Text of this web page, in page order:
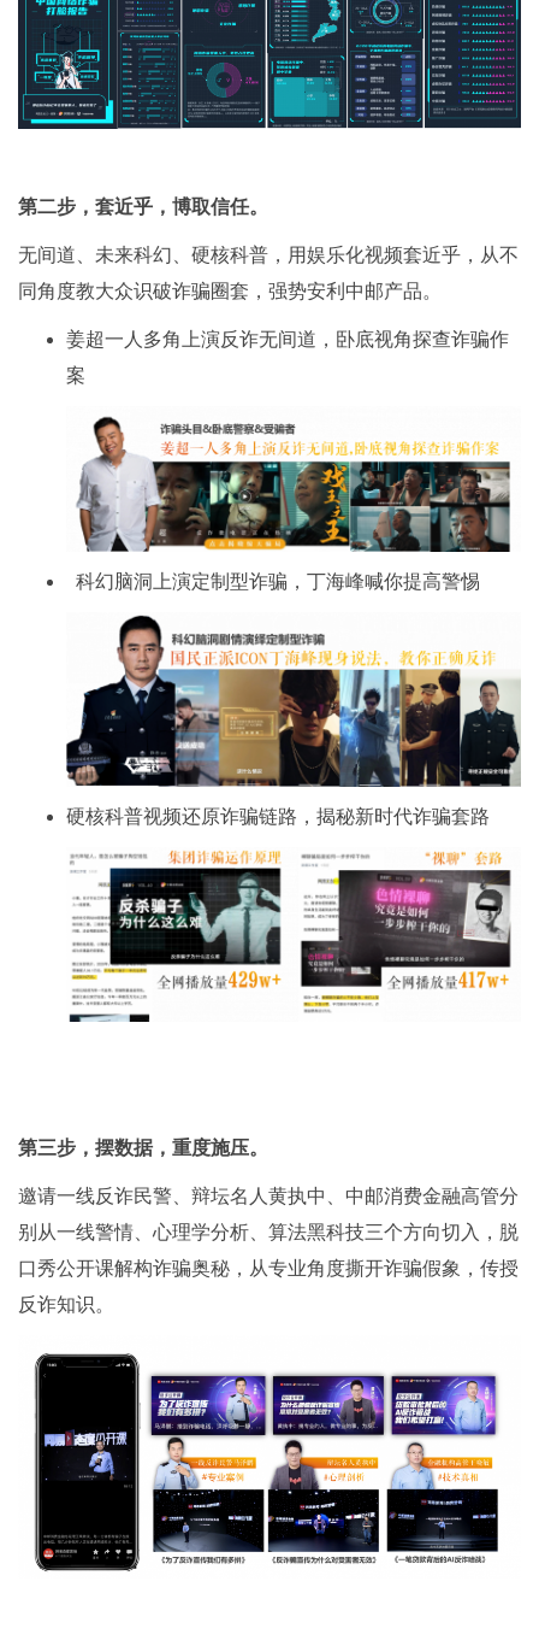
第二步，套近乎，博取信任。
无间道、未来科幻、硬核科普，用娱乐化视频套近乎，从不
同角度教大众识破诈骗圈套，强势安利中邮产品。
姜超一人多角上演反诈无间道，卧底视角探查诈骗作
案
科幻脑洞上演定制型诈骗，丁海峰喊你提高警惕
硬核科普视频还原诈骗链路，揭秘新时代诈骗套路
第三步，摆数据，重度施压。
邀请一线反诈民警、辩坛名人黄执中、中邮消费金融高管分
别从一线警情、心理学分析、算法黑科技三个方向切入，脱
口秀公开课解构诈骗奥秘，从专业角度撕开诈骗假象，传授
反诈知识。